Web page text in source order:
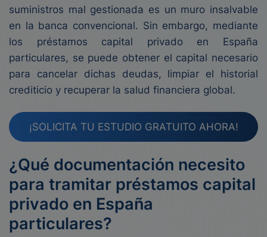
suministros mal gestionada es un muro insalvable
en la banca convencional. Sin embargo, mediante
los préstamos capital privado en España
particulares, se puede obtener el capital necesario
para cancelar dichas deudas, limpiar el historial
crediticio y recuperar la salud financiera global.
¡SOLICITA TU ESTUDIO GRATUITO AHORA!
¿Qué documentación necesito
para tramitar préstamos capital
privado en España
particulares?